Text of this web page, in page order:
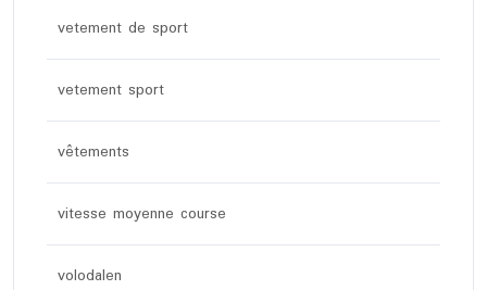
vetement de sport
vetement sport
vêtements
vitesse moyenne course
volodalen